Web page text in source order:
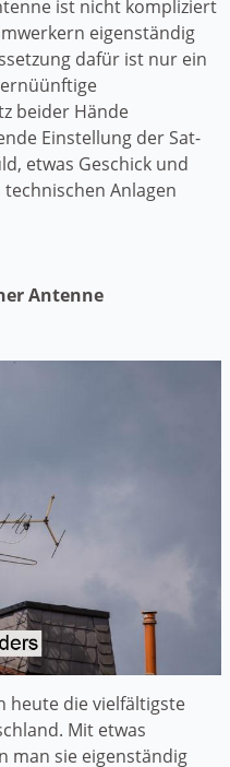
ist nicht kompliziert
eigenständig
dafür ist nur ein
beider Hände
Einstellung der Sat-
etwas Geschick und
Anlagen
Antenne
heute die vielfältigste
Mit etwas
man sie eigenständig